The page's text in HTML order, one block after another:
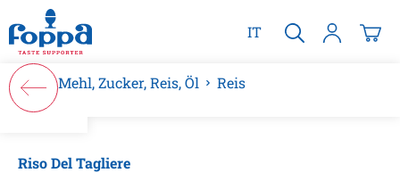
springen
IT
Mehl, Zucker, Reis, Öl Reis
Riso Del Tagliere